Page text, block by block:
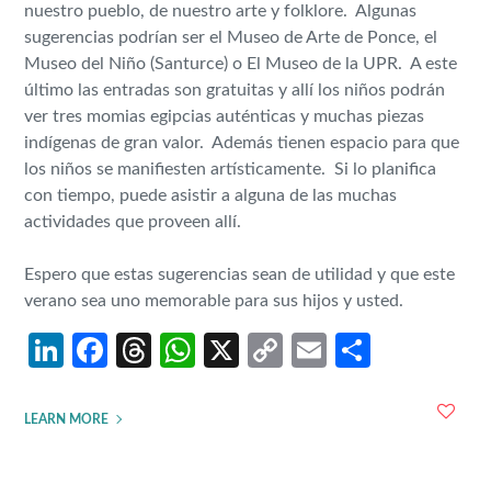
nuestro pueblo, de nuestro arte y folklore. Algunas
sugerencias podrían ser el Museo de Arte de Ponce, el
Museo del Niño (Santurce) o El Museo de la UPR. A este
último las entradas son gratuitas y allí los niños podrán
ver tres momias egipcias auténticas y muchas piezas
indígenas de gran valor. Además tienen espacio para que
los niños se manifiesten artísticamente. Si lo planifica
con tiempo, puede asistir a alguna de las muchas
actividades que proveen allí.
Espero que estas sugerencias sean de utilidad y que este
verano sea uno memorable para sus hijos y usted.
LinkedIn
Facebook
Threads
WhatsApp
X
CopyEmail
LEARN MORE